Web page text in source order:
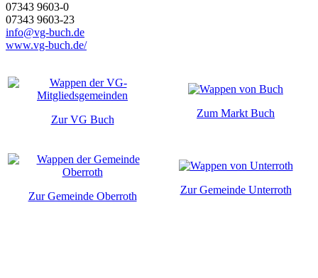
07343 9603-0
07343 9603-23
info@vg-buch.de
www.vg-buch.de/
Zur VG Buch
Zum Markt Buch
Zur Gemeinde Oberroth
Zur Gemeinde Unterroth